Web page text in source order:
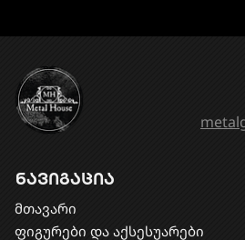
ნავიგაცია
მთავარი
ფიგურები და აქსესუარები